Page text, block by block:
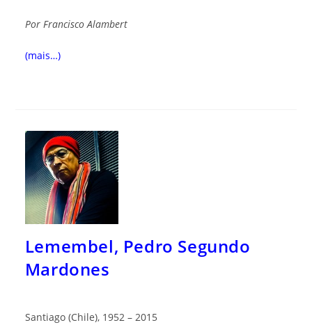
Por Francisco Alambert
(mais…)
Lemembel, Pedro Segundo
Mardones
Santiago (Chile), 1952 – 2015